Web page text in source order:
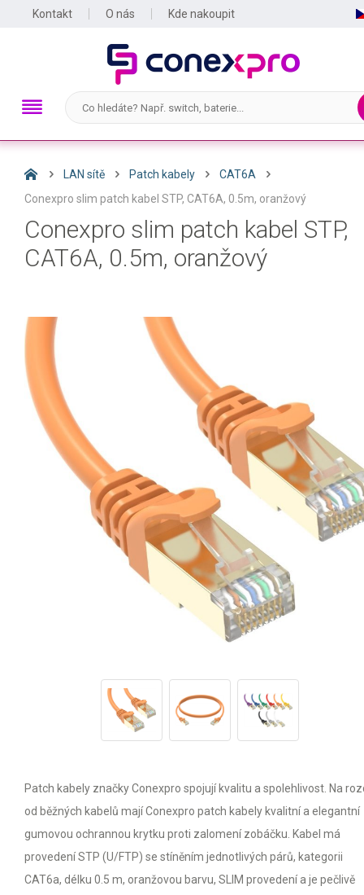
Kontakt O nás Kde nakoupit
LAN sítě Patch kabely
CAT6A
Conexpro slim patch kabel STP, CAT6A, 0.5m, oranžový
Conexpro slim patch kabel STP,
CAT6A, 0.5m, oranžový
Patch kabely značky Conexpro spojují kvalitu a spolehlivost. Na
od běžných kabelů mají Conexpro patch kabely kvalitní a elegantní
gumovou ochrannou krytku proti zalomení zobáčku. Kabel má
provedení STP (U/FTP) se stíněním jednotlivých párů, kategorii
CAT6a, délku 0.5 m, oranžovou barvu, SLIM provedení a je pečlivě